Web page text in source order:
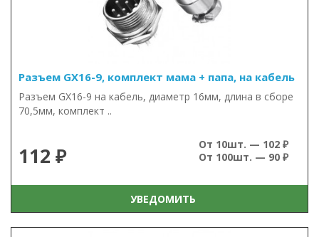
Разъем GX16-9, комплект мама + папа, на кабель
Разъем GX16-9 на кабель, диаметр 16мм, длина в сборе
70,5мм, комплект ..
112 ₽
От 10шт. — 102 ₽
От 100шт. — 90 ₽
УВЕДОМИТЬ